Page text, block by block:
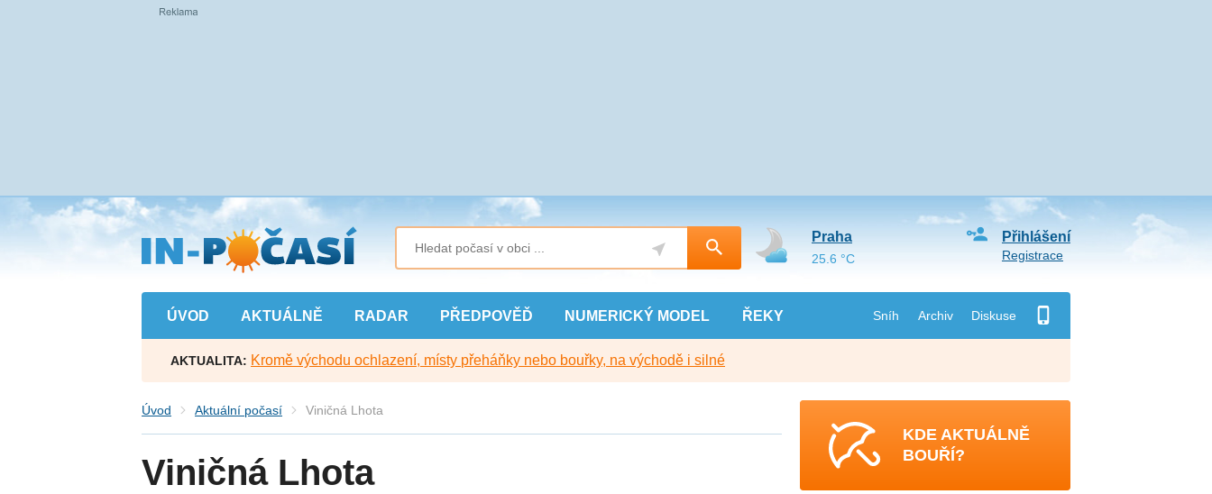
Přejít
na
hlavní
obsah
ÚVOD AKTUÁLNĚ RADAR PŘEDPOVĚĎ NUMERICKÝ MODEL ŘEKY Sníh Archiv Diskuse
Přihlášení
Registrace
Praha
25.6 °C
AKTUALITA: Kromě východu ochlazení, místy přeháňky nebo bouřky, na východě i silné
Úvod Aktuální počasí Viničná Lhota
Viničná Lhota
KDE AKTUÁLNĚ
BOUŘÍ?